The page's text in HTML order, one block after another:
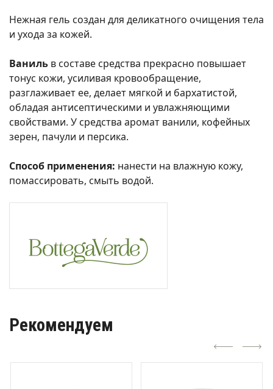
Нежная гель создан для деликатного очищения тела
и ухода за кожей.
Ваниль в составе средства прекрасно повышает
тонус кожи, усиливая кровообращение,
разглаживает ее, делает мягкой и бархатистой,
обладая антисептическими и увлажняющими
свойствами. У средства аромат ванили, кофейных
зерен, пачули и персика.
Способ применения: нанести на влажную кожу,
помассировать, смыть водой.
Рекомендуем